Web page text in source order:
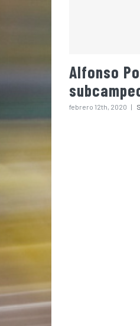
Alfonso
febrero 12th, 2020 |